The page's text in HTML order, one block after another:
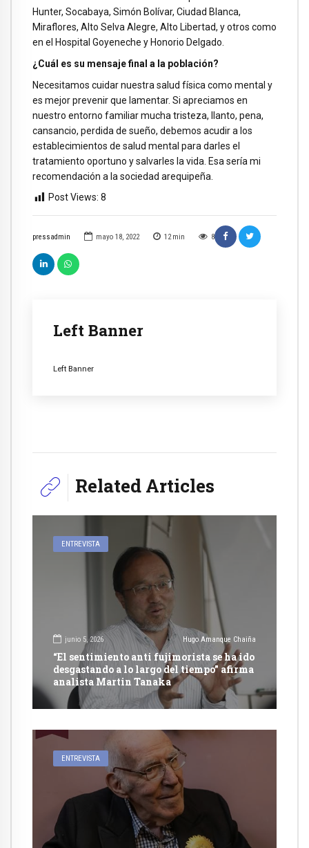
pressadmin mayo 18, 2022 12 min 8
Left Banner
Left Banner
Hunter, Socabaya, Simón Bolívar, Ciudad Blanca,
Miraflores, Alto Selva Alegre, Alto Libertad, y otros como
en el Hospital Goyeneche y Honorio Delgado.
¿Cuál es su mensaje final a la población?
Necesitamos cuidar nuestra salud física como mental y
es mejor prevenir que lamentar. Si apreciamos en
nuestro entorno familiar mucha tristeza, llanto, pena,
cansancio, perdida de sueño, debemos acudir a los
establecimientos de salud mental para darles el
tratamiento oportuno y salvarles la vida. Esa sería mi
recomendación a la sociedad arequipeña.
Post Views: 8
Related Articles
ENTREVISTA
junio 5, 2026 Hugo Amanque Chaiña
“El sentimiento anti fujimorista se ha ido
desgastando a lo largo del tiempo” afirma
analista Martin Tanaka
ENTREVISTA